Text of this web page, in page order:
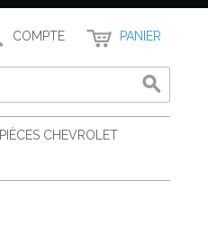
COMPTE PANIER
PIÈCES CHEVROLET